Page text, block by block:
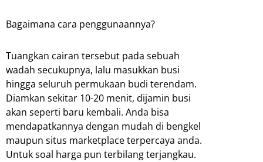
Bagaimana cara penggunaannya?
Tuangkan cairan tersebut pada sebuah
wadah secukupnya, lalu masukkan busi
hingga seluruh permukaan budi terendam.
Diamkan sekitar 10-20 menit, dijamin busi
akan seperti baru kembali. Anda bisa
mendapatkannya dengan mudah di bengkel
maupun situs marketplace terpercaya anda.
Untuk soal harga pun terbilang terjangkau.